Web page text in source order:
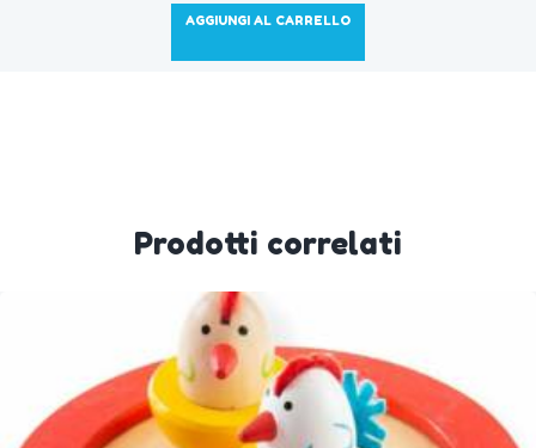
AGGIUNGI AL CARRELLO
Prodotti correlati